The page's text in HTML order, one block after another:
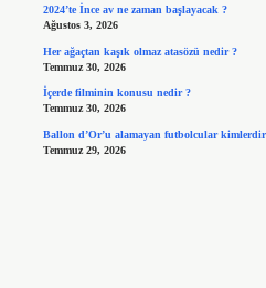
2024’te İnce av ne zaman başlayacak ?
Ağustos 3, 2026
Her ağaçtan kaşık olmaz atasözü nedir ?
Temmuz 30, 2026
İçerde filminin konusu nedir ?
Temmuz 30, 2026
Ballon d’Or’u alamayan futbolcular
Temmuz 29, 2026